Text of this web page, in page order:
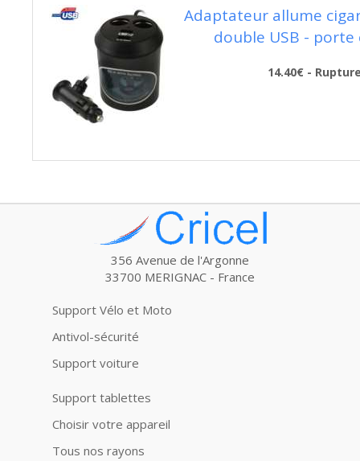
Adaptateur allume
double USB -
14.40€ -
356 Avenue de l'Argonne
33700 MERIGNAC - France
Support Vélo et Moto
Antivol-sécurité
Support voiture
Support tablettes
Choisir votre appareil
Tous nos rayons